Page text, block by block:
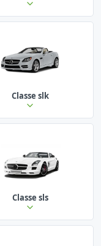
Classe slk
Classe sls